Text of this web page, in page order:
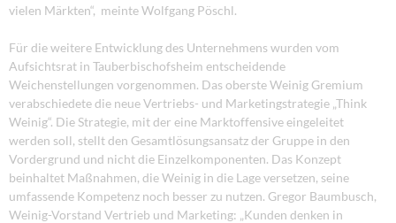
vielen Märkten“, meinte Wolfgang Pöschl.
Für die weitere Entwicklung des Unternehmens wurden vom
Aufsichtsrat in Tauberbischofsheim entscheidende
Weichenstellungen vorgenommen. Das oberste Weinig Gremium
verabschiedete die neue Vertriebs- und Marketingstrategie „Think
Weinig“. Die Strategie, mit der eine Marktoffensive eingeleitet
werden soll, stellt den Gesamtlösungsansatz der Gruppe in den
Vordergrund und nicht die Einzelkomponenten. Das Konzept
beinhaltet Maßnahmen, die Weinig in die Lage versetzen, seine
umfassende Kompetenz noch besser zu nutzen. Gregor Baumbusch,
Weinig-Vorstand Vertrieb und Marketing: „Kunden denken in